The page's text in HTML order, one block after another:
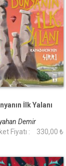
İlk Yalanı
Demir
Fiyatı :
330,00 ₺